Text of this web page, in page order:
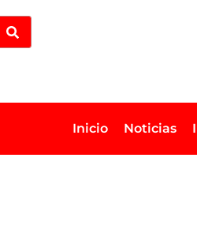
Inicio Noticias